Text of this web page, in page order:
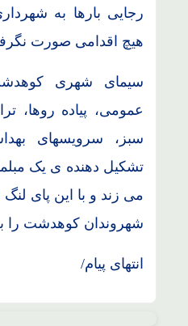
رجایی بارها به
هیچ اقدامی صورت
سیمای شهری
عمومی، پیاده روها،
سبز، سرویسهای
تشکیل دهنده ی یک
می زند و با این پای
شهروندان کوهدشت را
انتهای پیام/